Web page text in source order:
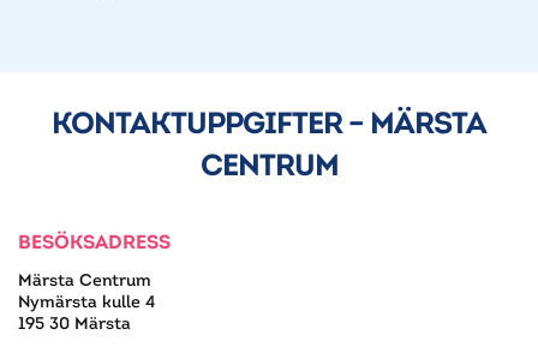
KONTAKTUPPGIFTER – MÄRSTA
CENTRUM
BESÖKSADRESS
Märsta Centrum
Nymärsta kulle 4
195 30 Märsta